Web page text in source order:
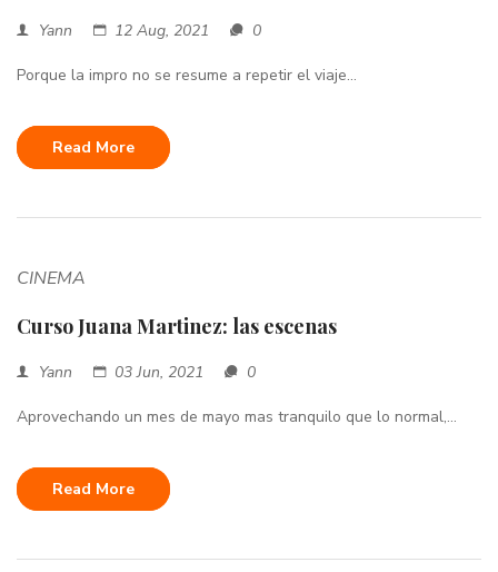
Yann 12 Aug, 2021 0
Porque la impro no se resume a repetir el viaje...
Read More
CINEMA
Curso Juana Martinez: las escenas
Yann 03 Jun, 2021 0
Aprovechando un mes de mayo mas tranquilo que lo normal,...
Read More